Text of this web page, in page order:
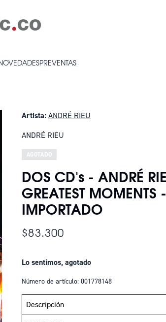
PREVENTAS
Artista:ANDRÉ RIEU
ANDRÉ RIEU
AGOTADO
DOS CD's - ANDRÉ
GREATEST MOMENTS -
IMPORTADO
$83.300
Lo sentimos, agotado
Número de artículo: 001778148
Descripción